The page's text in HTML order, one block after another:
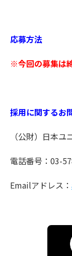
応募方法
※今回の募集は
採用に関するお
（公財）日本
電話番号：03-
Emailアドレス：